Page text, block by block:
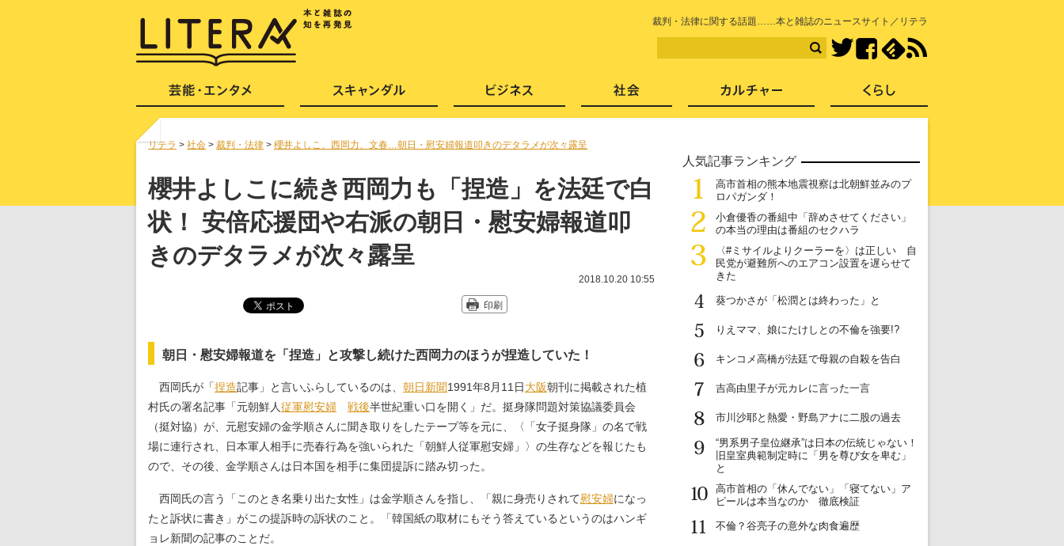
裁判・法律に関する話題……本と雑誌のニュースサイト／リテラ
TwitterFacebook
リテラ > 社会 > 裁判・法律 > 櫻井よしこ、西岡力、文春…朝日・慰安婦報道叩きのデタラメが次々露呈
櫻井よしこに続き西岡力も「捏造」を法廷で白
状！ 安倍応援団や右派の朝日・慰安婦報道叩
きのデタラメが次々露呈
2018.10.20 10:55
印刷
朝日・慰安婦報道を「捏造」と攻撃し続けた西岡力のほうが捏造していた！
西岡氏が「捏造記事」と言いふらしているのは、 朝日新聞1991年8月11日大阪朝刊に掲載された植
村氏の署名記事「元朝鮮人従軍慰安婦 戦後半世紀重い口を開く」だ。挺身隊問題対策協議委員会
（挺対協）が、元慰安婦の金学順さんに聞き取りをしたテープ等を元に、〈「女子挺身隊」の名で戦
場に連行され、日本軍人相手に売春行為を強いられた「朝鮮人従軍慰安婦」〉の生存などを報じたも
ので、その後、金学順さんは日本国を相手に集団提訴に踏み切った。
西岡氏の言う「このとき名乗り出た女性」は金学順さんを指し、「親に身売りされて慰安婦になっ
たと訴状に書き」がこの提訴時の訴状のこと。「韓国紙の取材にもそう答えているというのはハンギ
ョレ新聞の記事のことだ。
人気記事ランキング
1
高市首相の熊本地震視察は北朝鮮並みのプ
ロパガンダ！
2
小倉優香の番組中「辞めさせてください」
の本当の理由は番組のセクハラ
3
〈#ミサイルよりクーラーを〉は正しい 自
民党が避難所へのエアコン設置を遅らせて
きた
4
葵つかさが「松潤とは終わった」と
5
りえママ、娘にたけしとの不倫を強要!?
6
キンコメ高橋が法廷で母親の自殺を告白
7
吉高由里子が元カレに言った一言
8
市川沙耶と熱愛・野島アナに二股の過去
9
“男系男子皇位継承”は日本の伝統じゃない！
旧皇室典範制定時に「男を尊び女を卑む」
と
10
高市首相の「休んでない」「寝てない」ア
ピールは本当なのか 徹底検証
11
不倫？谷亮子の意外な肉食遍歴
芸能・エンタメ スキャンダル 社会